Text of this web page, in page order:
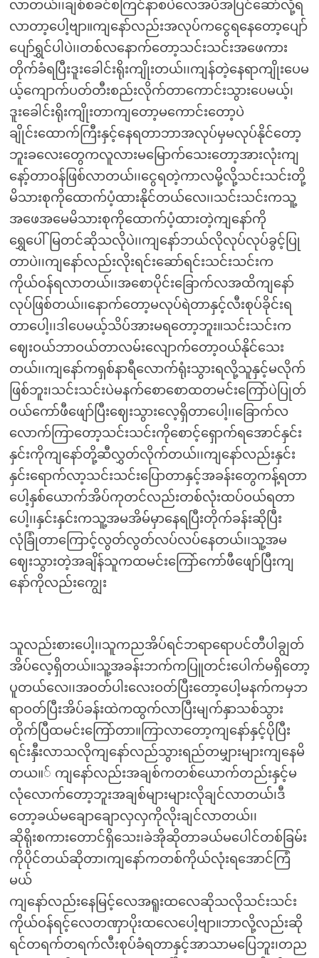
လာတယ်၊၊ချစ်စခင်စကြင်နာစပဲလေအပီအပြင်ဆော်လို့ရ
လာတာ့ပေါ့ဗျာ။ကျနော်လည်းအလုပ်ကငွေရနေတော့ပျော်
ပျော်ရွှင်ပါပဲ၊၊တစ်လနောက်တော့သင်းသင်းအဖေကား
တိုက်ခံရပြီးဒူးခေါင်းရိုးကျိုးတယ်၊၊ကျန်တဲ့နေရာကျိုးပေမ
ယ့်ကျောက်ပတ်တီးစည်းလိုက်တာကောင်းသွားပေမယ့်၊
ဒူးခေါင်းရိုးကျိုးတာကျတော့မကောင်းတော့ပဲ
ချိုင်းထောက်ကြီးနှင့်နေရတာဘာအလုပ်မှမလုပ်နိုင်တော့
ဘူးခလေးတွေကလူလားမမြောက်သေးတော့အားလုံးကျ
နော့်တာဝန်ဖြစ်လာတယ်၊၊ငွေရတဲ့ကာလမို့လို့သင်းသင်းတို့
မိသားစုကိုထောက်ပံ့ထားနိုင်တယ်လေ၊၊သင်းသင်းကသူ့
အဖေအမေမိသားစုကိုထောက်ပံ့ထားတဲ့ကျနော်ကို
ရွှေပေါ်မြတင်ဆိုသလိုပဲ၊၊ကျနော်ဘယ်လိုလုပ်လုပ်ခွင့်ပြု
တာပဲ၊၊ကျနော်လည်းလိုးရင်းဆော်ရင်းသင်းသင်းက
ကိုယ်ဝန်ရလာတယ်၊၊အစောပိုင်းခြောက်လအထိကျနော်
လုပ်ဖြစ်တယ်၊၊နောက်တော့မလုပ်ရဲတာနှင့်လီးစုပ်ခိုင်းရ
တာပေါ့၊၊ဒါပေမယ့်သိပ်အားမရတော့ဘူး။သင်းသင်းက
ဈေးဝယ်ဘာဝယ်တာလမ်းလျောက်တော့ဝယ်နိုင်သေး
တယ်၊၊ကျနော်ကရှစ်နာရီလောက်ရုံးသွားရလို့သူနှင့်မလိုက်
ဖြစ်ဘူး၊သင်းသင်းပဲမနက်စောစောထတမင်းကြော်ပဲပြုတ်
ဝယ်ကော်ဖီဖျော်ပြီးဈေးသွားလေ့ရှိတာပေါ့၊၊ခြောက်လ
လောက်ကြာတော့သင်းသင်းကိုစောင့်ရှောက်ရအောင်နှင်း
နှင်းကိုကျနော်တို့ဆီလွှတ်လိုက်တယ်၊၊ကျနော်လည်းနှင်း
နှင်းရောက်လာ့သင်းသင်းပြောတာနှင့်အခန်းတွေကန့်ရတာ
ပေါ့နှစ်ယောက်အိပ်ကုတင်လည်းတစ်လုံးထပ်ဝယ်ရတာ
ပေါ့၊၊နှင်းနှင်းကသူ့အမအိမ်မှာနေရပြီးတိုက်ခန်းဆိုပြီး
လုံခြုံတာကြောင့်လွတ်လွတ်လပ်လပ်နေတယ်၊၊သူ့အမ
ဈေးသွားတဲ့အချိန်သူကထမင်းကြော်ကော်ဖီဖျော်ပြီးကျ
နော်ကိုလည်းကျွေး
သူလည်းစားပေါ့၊၊သူကညအိပ်ရင်ဘရာရောပင်တီပါချွတ်
အိပ်လေ့ရှိတယ်။သူ့အခန်းဘက်ကပြူတင်းပေါက်မရှိတော့
ပူတယ်လေ၊၊အဝတ်ပါးလေးဝတ်ပြီးတော့ပေါ့မနက်ကမှဘ
ရာဝတ်ပြီးအိပ်ခန်းထဲကထွက်လာပြီးမျက်နှာသစ်သွား
တိုက်ပြီထမင်းကြော်တာ။ကြာလာတော့ကျနော်နှင့်ပိုပြီး
ရင်းနှီးလာသလိုကျနော်လည်သွားရည်တမျှားများကျနေမိ
တယ။် ကျနော်လည်းအချစ်ကတစ်ယောက်တည်းနှင့်မ
လုံလောက်တော့ဘူးအချစ်များများလိုချင်လာတယ်၊ဒီ
တော့ခယ်မချောချောလှလှကိုလိုးချင်လာတယ်၊၊
ဆိုရိုးစကားတောင်ရှိသေး၊ခဲအိုဆိုတာခယ်မပေါင်တစ်ခြမ်း
ကိုပိုင်တယ်ဆိုတာ၊ကျနော်ကတစ်ကိုယ်လုံးရအောင်ကြံ
မယ်
ကျနော်လည်းနေမြင့်လေအရူးထလေဆိုသလိုသင်းသင်း
ကိုယ်ဝန်ရင့်လေတဏှာပိုးထလေပေါ့ဗျာ။ဘာလို့လည်းဆို
ရင်တရက်တရက်လီးစုပ်ခံရတာနှင့်အာသာမပြေဘူး၊တည